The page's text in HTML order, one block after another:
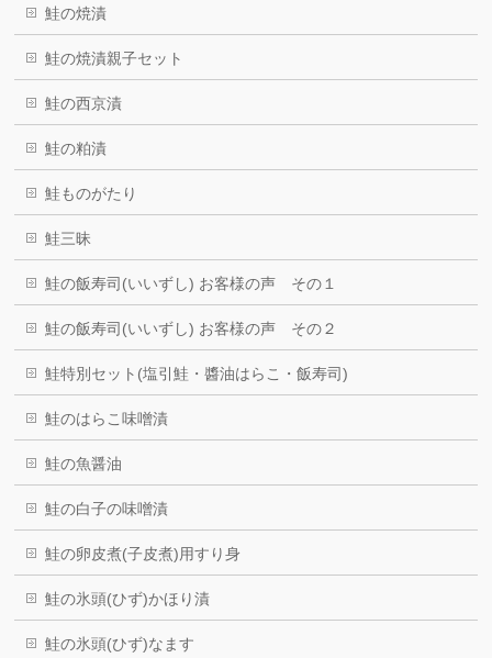
鮭の焼漬
鮭の焼漬親子セット
鮭の西京漬
鮭の粕漬
鮭ものがたり
鮭三昧
鮭の飯寿司(いいずし) お客様の声 その１
鮭の飯寿司(いいずし) お客様の声 その２
鮭特別セット(塩引鮭・醬油はらこ・飯寿司)
鮭のはらこ味噌漬
鮭の魚醤油
鮭の白子の味噌漬
鮭の卵皮煮(子皮煮)用すり身
鮭の氷頭(ひず)かほり漬
鮭の氷頭(ひず)なます